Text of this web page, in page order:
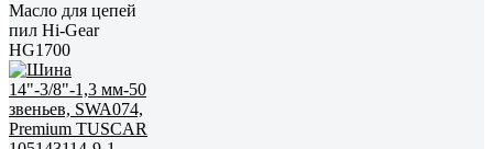
Масло для цепей
пил Hi-Gear
HG1700